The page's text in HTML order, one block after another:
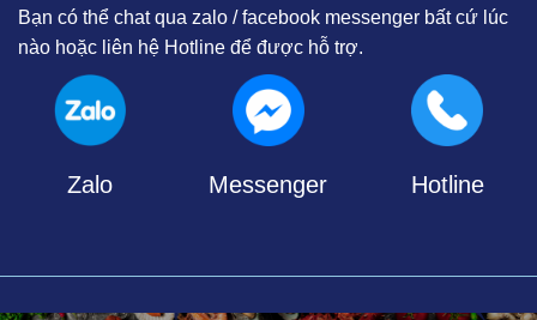
Bạn có thể chat qua zalo / facebook messenger bất cứ lúc
nào hoặc liên hệ Hotline để được hỗ trợ.
Zalo Messenger Hotline